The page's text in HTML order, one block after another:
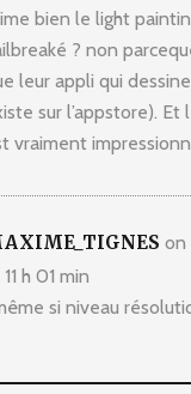
bien le light
? non
leur appli qui
sur l’appstore). Et
vraiment
on
h 01 min
si niveau